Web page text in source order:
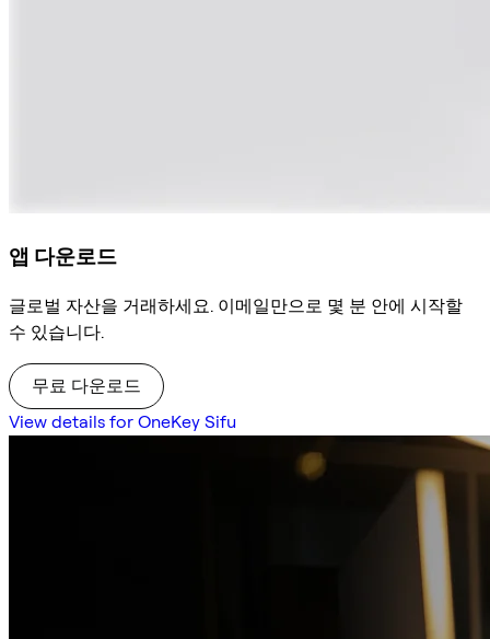
앱 다운로드
글로벌 자산을 거래하세요. 이메일만으로 몇 분 안에 시작할
수 있습니다.
무료 다운로드
View details for OneKey Sifu